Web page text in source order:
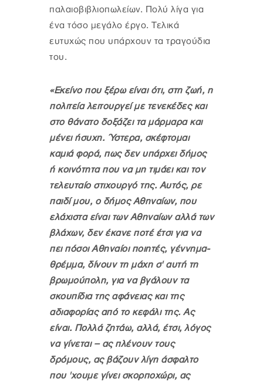
παλαιοβιβλιοπωλείων. Πολύ λίγα για
ένα τόσο μεγάλο έργο. Τελικά
ευτυχώς που υπάρχουν τα τραγούδια
του.
«Εκείνο που ξέρω είναι ότι, στη ζωή, η
πολιτεία λειτουργεί με τενεκέδες και
στο θάνατο δοξάζει τα μάρμαρα και
μένει ήσυχη. Ύστερα, σκέφτομαι
καμιά φορά, πως δεν υπάρχει δήμος
ή κοινότητα που να μη τιμάει και τον
τελευταίο στιχουργό της. Αυτός, ρε
παιδί μου, ο δήμος Αθηναίων, που
ελάχιστα είναι των Αθηναίων αλλά των
βλάχων, δεν έκανε ποτέ έτσι για να
πει πόσοι Αθηναίοι ποιητές, γέννημα-
θρέμμα, δίνουν τη μάχη σ' αυτή τη
βρωμούπολη, για να βγάλουν τα
σκουπίδια της αφάνειας και της
αδιαφορίας από το κεφάλι της. Ας
είναι. Πολλά ζητάω, αλλά, έτσι, λόγος
να γίνεται – ας πλένουν τους
δρόμους, ας βάζουν λίγη άσφαλτο
που 'χουμε γίνει σκορποχώρι, ας